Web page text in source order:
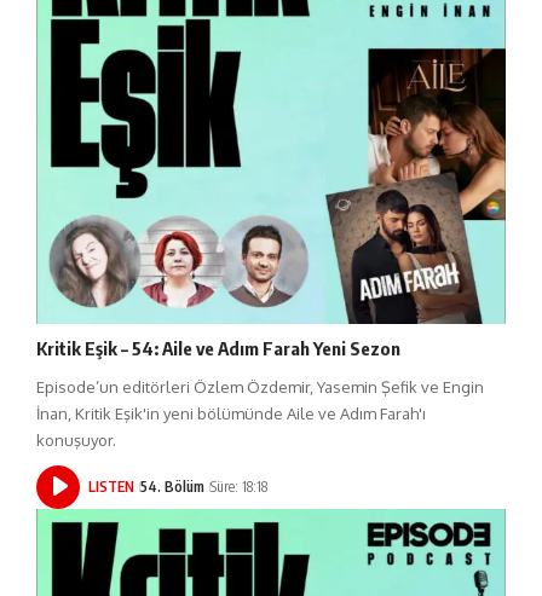
Kritik Eşik – 54: Aile ve Adım Farah Yeni Sezon
Episode’un editörleri Özlem Özdemir, Yasemin Şefik ve Engin
İnan, Kritik Eşik'in yeni bölümünde Aile ve Adım Farah'ı
konuşuyor.
LISTEN 54. Bölüm Süre: 18:18